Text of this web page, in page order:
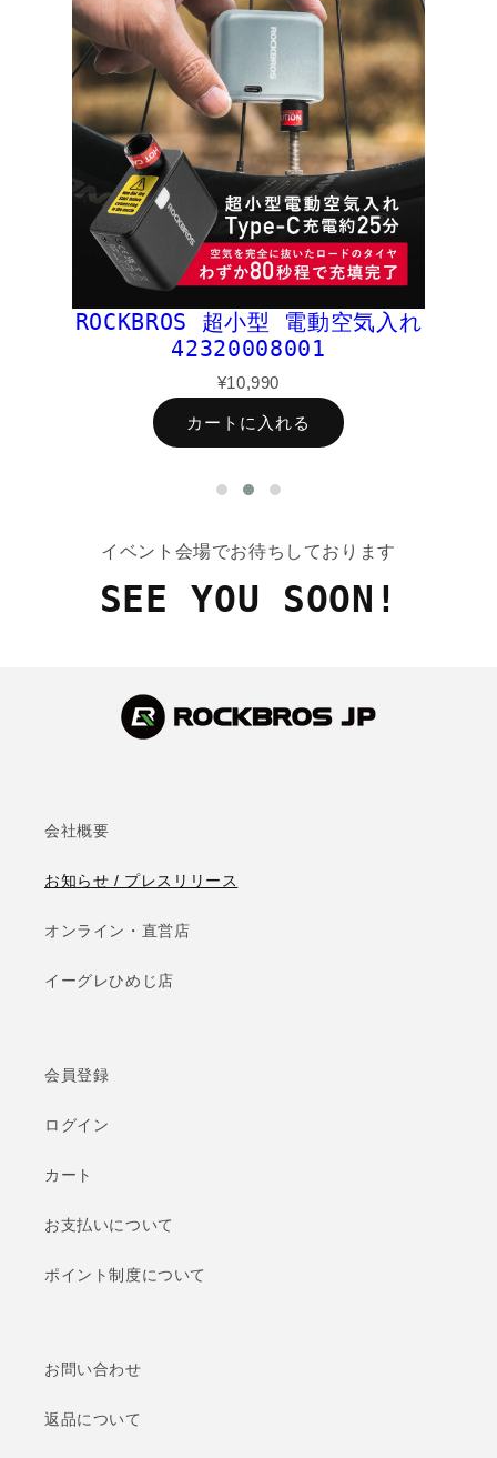
ROCKBROS 超小型 電動空気入れ
42320008001
¥10,990
カートに入れる
イベント会場でお待ちしております
SEE YOU SOON!
会社概要
お知らせ / プレスリリース
オンライン・直営店
イーグレひめじ店
会員登録
ログイン
カート
お支払いについて
ポイント制度について
お問い合わせ
返品について